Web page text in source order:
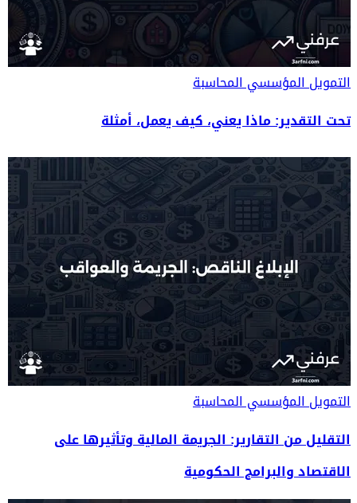
التمويل المؤسسيالمحاسبة
تحت التقدير: ماذا يعني، كيف يعمل، أمثلة
التمويل المؤسسيالمحاسبة
التقليل من التقارير: الجريمة المالية وتأثيرها على
الاقتصاد والبرامج الحكومية